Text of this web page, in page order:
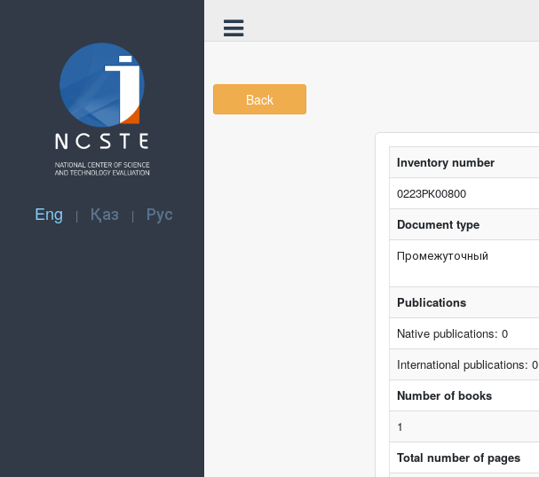
Eng | Қаз | Рус
Back
Inventory number
0223РК00800
Document type
Промежуточный
Publications
Native publications: 0
International publications: 0
Number of books
1
Total number of pages